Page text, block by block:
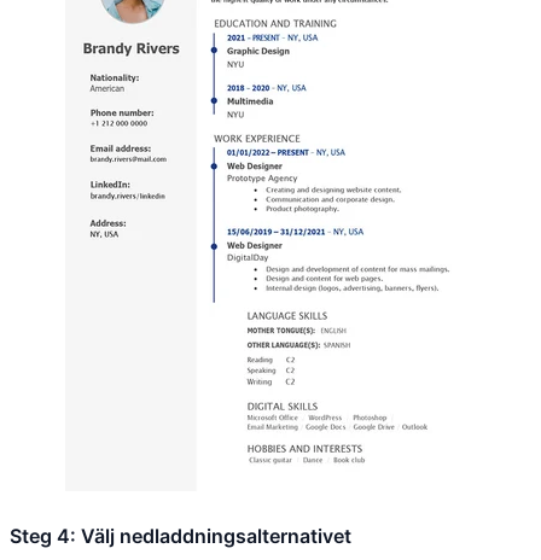
Steg 4: Välj nedladdningsalternativet